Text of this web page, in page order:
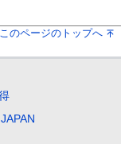
このページのトップへ